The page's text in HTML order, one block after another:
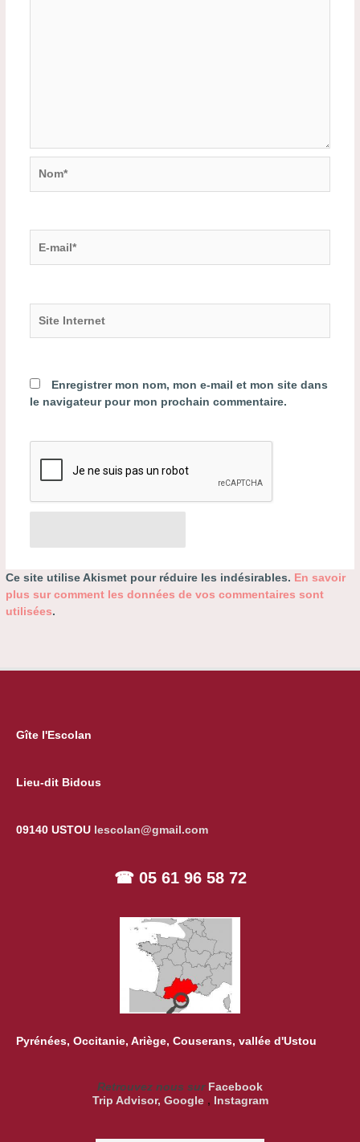
mail*
Internet
Enregistrer mon nom, mon e-mail et mon site dans
le navigateur pour mon prochain commentaire.
Ce site utilise Akismet pour réduire les indésirables. En savoir
plus sur comment les données de vos commentaires sont
utilisées.
Gîte l'Escolan
Lieu-dit Bidous
09140 USTOU lescolan@gmail.com
☎ 05 61 96 58 72
Pyrénées, Occitanie, Ariège, Couserans, vallée d'Ustou
Retrouvez nous sur Facebook
Trip Advisor, Google, Instagram